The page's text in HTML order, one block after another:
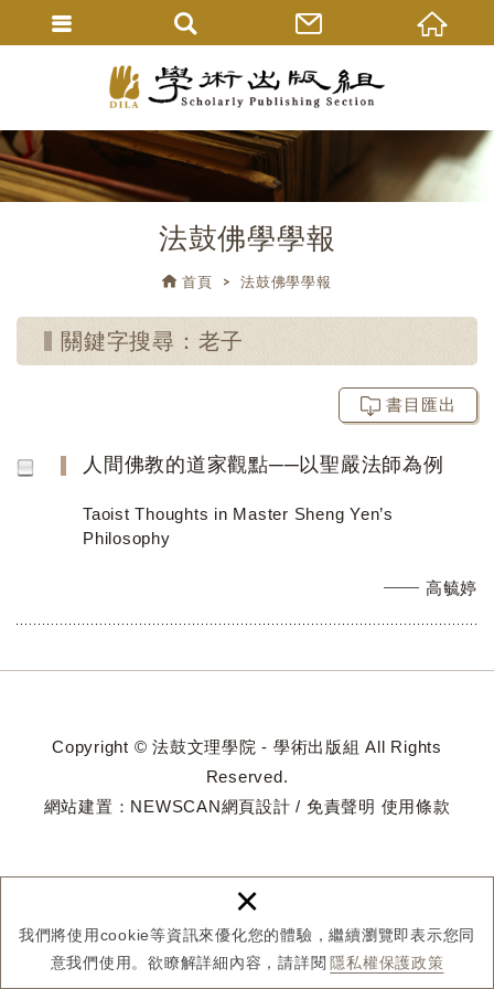
我們將使用cookie等資訊來優化您的體驗，繼續瀏覽即表示您同
意我們使用。欲瞭解詳細內容，請詳閱 隱私權保護政策
×
法鼓佛學學報
首頁 法鼓佛學學報
關鍵字搜尋：老子
書目匯出
人間佛教的道家觀點──以聖嚴法師為例
Taoist Thoughts in Master Sheng Yen’s
Philosophy
高毓婷
Copyright © 法鼓文理學院 - 學術出版組 All Rights
Reserved.
網站建置： NEWSCAN網頁設計 / 免責聲明 使用條款